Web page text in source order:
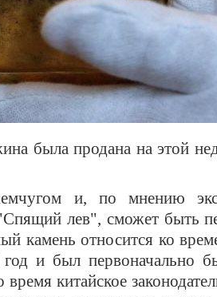
была продана на этой
и, по мнению
лев", сможет быть
камень относится ко
и был первоначально
китайское